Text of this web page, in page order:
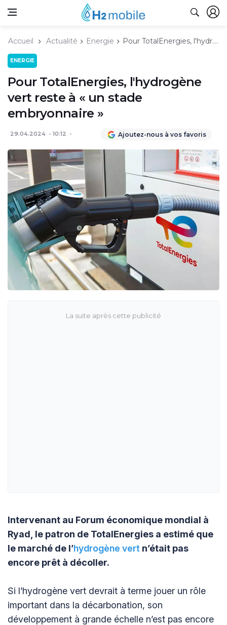
Accueil Actualité Energie Pour TotalEnergies, l'hydrogène vert reste à « un stade embryonnaire »
ENERGIE
Pour TotalEnergies, l'hydrogène
vert reste à « un stade
embryonnaire »
29.04.2024 10:12 Ajoutez-nous à vos favoris
Intervenant au Forum économique mondial à
Ryad, le patron de TotalEnergies a estimé que
le marché de l’hydrogène vert n’était pas
encore prêt à décoller.
Si l’hydrogène vert devrait à terme jouer un rôle
important dans la décarbonation, son
développement à grande échelle n’est pas encore